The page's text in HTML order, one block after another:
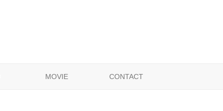
MOVIE CONTACT